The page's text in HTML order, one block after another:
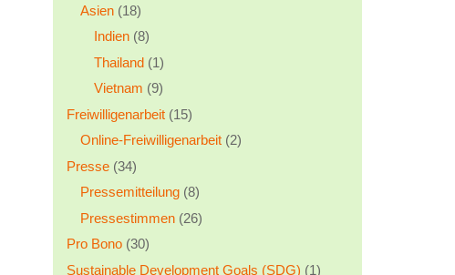
Asien(18)
Indien(8)
Thailand(1)
Vietnam (9)
Freiwilligenarbeit(15)
Online-Freiwilligenarbeit(2)
Presse(34)
Pressemitteilung(8)
Pressestimmen(26)
Pro Bono(30)
Sustainable Development Goals (SDG) (1)